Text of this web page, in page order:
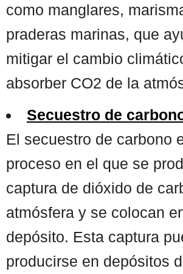
como manglares,
praderas marinas, que
mitigar el cambio
absorber CO2 de la
Secuestro de
El secuestro de carbono
proceso en el que se
captura de dióxido de
atmósfera y se colocan
depósito. Esta captura
producirse en depósitos